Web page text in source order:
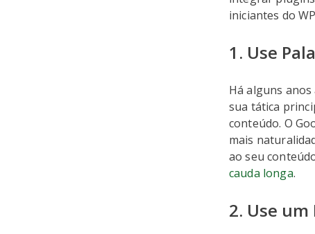
iniciantes do
1. Use
Há alguns
sua tática
conteúdo. O
mais
ao seu
cauda longa.
2. Use um